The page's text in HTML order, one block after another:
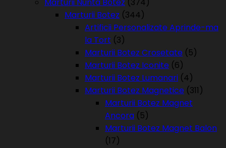
Marturii Botez (344)
Artificii Personalizate Aprinde-ma
la Tort (3)
Marturii Botez Crosetate (5)
Marturii Botez Iconite (6)
Marturii Botez Lumanari (4)
Marturii Botez Magnetice (311)
Marturii Botez Magnet
Ancora (5)
Marturii Botez Magnet Balon
(17)